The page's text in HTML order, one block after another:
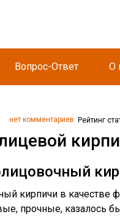
Вопрос-Ответ О
нет комментариев Рейтинг
кирпичи в качестве
прочные, казалось